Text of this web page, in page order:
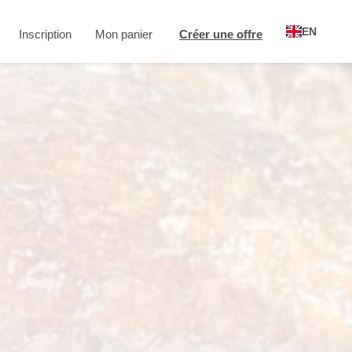
Inscription Mon panier Créer une offre EN